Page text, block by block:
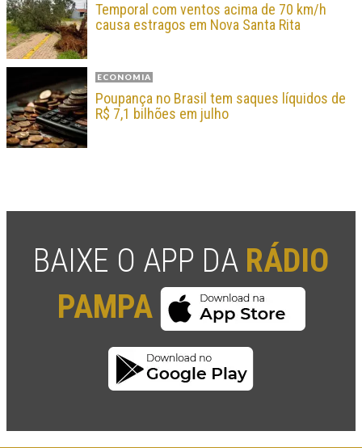
Temporal com ventos acima de 70 km/h
causa estragos em Nova Santa Rita
ECONOMIA
Poupança no Brasil tem saques líquidos de
R$ 7,1 bilhões em julho
BAIXE O APP DA RÁDIO
PAMPA